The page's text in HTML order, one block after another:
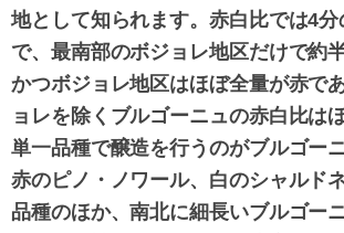
地として知られます。赤白比では4
で、最南部のボジョレ地区だけで約
かつボジョレ地区はほぼ全量が赤で
ョレを除くブルゴーニュの赤白比は
単一品種で醸造を行うのがブルゴー
赤のピノ・ノワール、白のシャルド
品種のほか、南北に細長いブルゴー